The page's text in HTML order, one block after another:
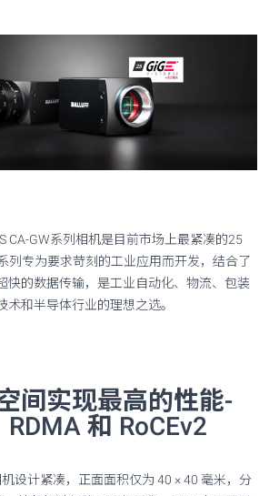
CA-GW系列相机是目前市场上最紧凑的25
列专为要求苛刻的工业应用而开发，结合了
快的数据传输，是工业自动化、物流、包装
术和半导体行业的理想之选。
间实现最高的性能-
和 RoCEv2
机设计紧凑，正面面积仅为 40 × 40 毫米，分